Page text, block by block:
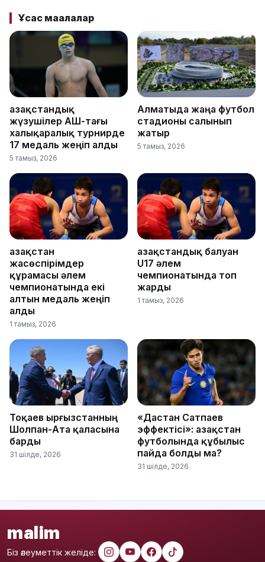
Ұқсас мақалалар
Қазақстандық
жүзушілер АҚШ-тағы
халықаралық турнирде
17 медаль жеңіп алды
5 тамыз, 2026
Алматыда жаңа футбол
стадионы салынып
жатыр
5 тамыз, 2026
Қазақстан
жасөспірімдер
құрамасы әлем
чемпионатында екі
алтын медаль жеңіп
алды
1 тамыз, 2026
Қазақстандық балуан
U17 әлем
чемпионатында топ
жарды
1 тамыз, 2026
Тоқаев Қырғызстанның
Шолпан-Ата қаласына
барды
31 шілде, 2026
«Дастан Сатпаев
эффектісі»: Қазақстан
футболында құбылыс
пайда болды ма?
31 шілде, 2026
malim
Біз әлеуметтік желіде: